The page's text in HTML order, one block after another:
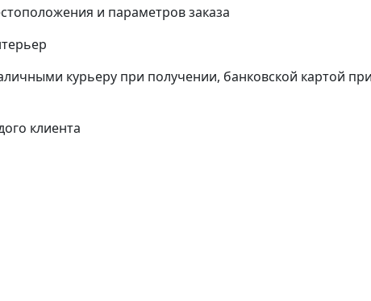
и параметров заказа
курьеру при получении, банковской картой
клиента